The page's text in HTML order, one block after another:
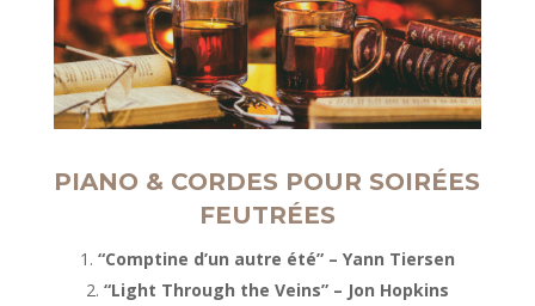
PIANO & CORDES POUR SOIRÉES
FEUTRÉES
“Comptine d’un autre été” – Yann Tiersen
“Light Through the Veins” – Jon Hopkins